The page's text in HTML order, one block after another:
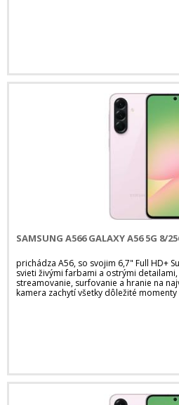
SAMSUNG A566 GALAXY A56 5G 8/
prichádza A56, so svojim 6,7" Full HD+
svieti živými farbami a ostrými
streamovanie, surfovanie a hranie na
kamera zachytí všetky dôležité